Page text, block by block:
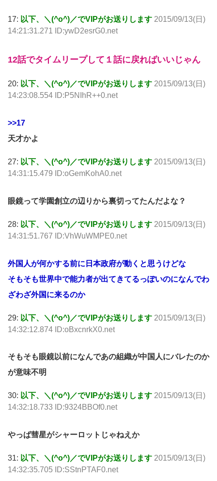
17: 以下、＼(^o^)／でVIPがお送りします 2015/09/13(日)
14:21:31.271 ID:ywD2esrG0.net
12話でタイムリープして１話に戻ればいいじゃん
20: 以下、＼(^o^)／でVIPがお送りします 2015/09/13(日)
14:23:08.554 ID:P5NIhR++0.net
>>17
天才かよ
27: 以下、＼(^o^)／でVIPがお送りします 2015/09/13(日)
14:31:15.479 ID:oGemKohA0.net
眼鏡って学園創立の辺りから裏切ってたんだよな？
28: 以下、＼(^o^)／でVIPがお送りします 2015/09/13(日)
14:31:51.767 ID:VhWuWMPE0.net
外国人が何かする前に日本政府が動くと思うけどな
そもそも世界中で能力者が出てきてるっぽいのになんでわ
ざわざ外国に来るのか
29: 以下、＼(^o^)／でVIPがお送りします 2015/09/13(日)
14:32:12.874 ID:oBxcnrkX0.net
そもそも眼鏡以前になんであの組織が中国人にバレたのか
が意味不明
30: 以下、＼(^o^)／でVIPがお送りします 2015/09/13(日)
14:32:18.733 ID:9324BBOf0.net
やっぱ彗星がシャーロットじゃねえか
31: 以下、＼(^o^)／でVIPがお送りします 2015/09/13(日)
14:32:35.705 ID:SStnPTAF0.net